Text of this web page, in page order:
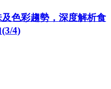
色彩趨勢，深度解析食
4)